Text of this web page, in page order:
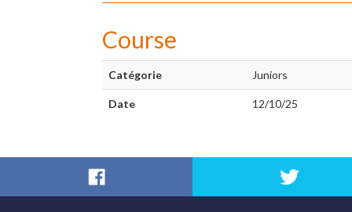
Course
Catégorie Juniors
Date 12/10/25